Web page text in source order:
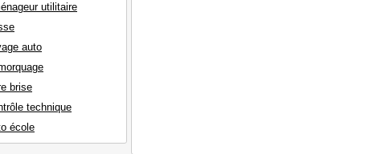
utilitaire
auto
brise
technique
école